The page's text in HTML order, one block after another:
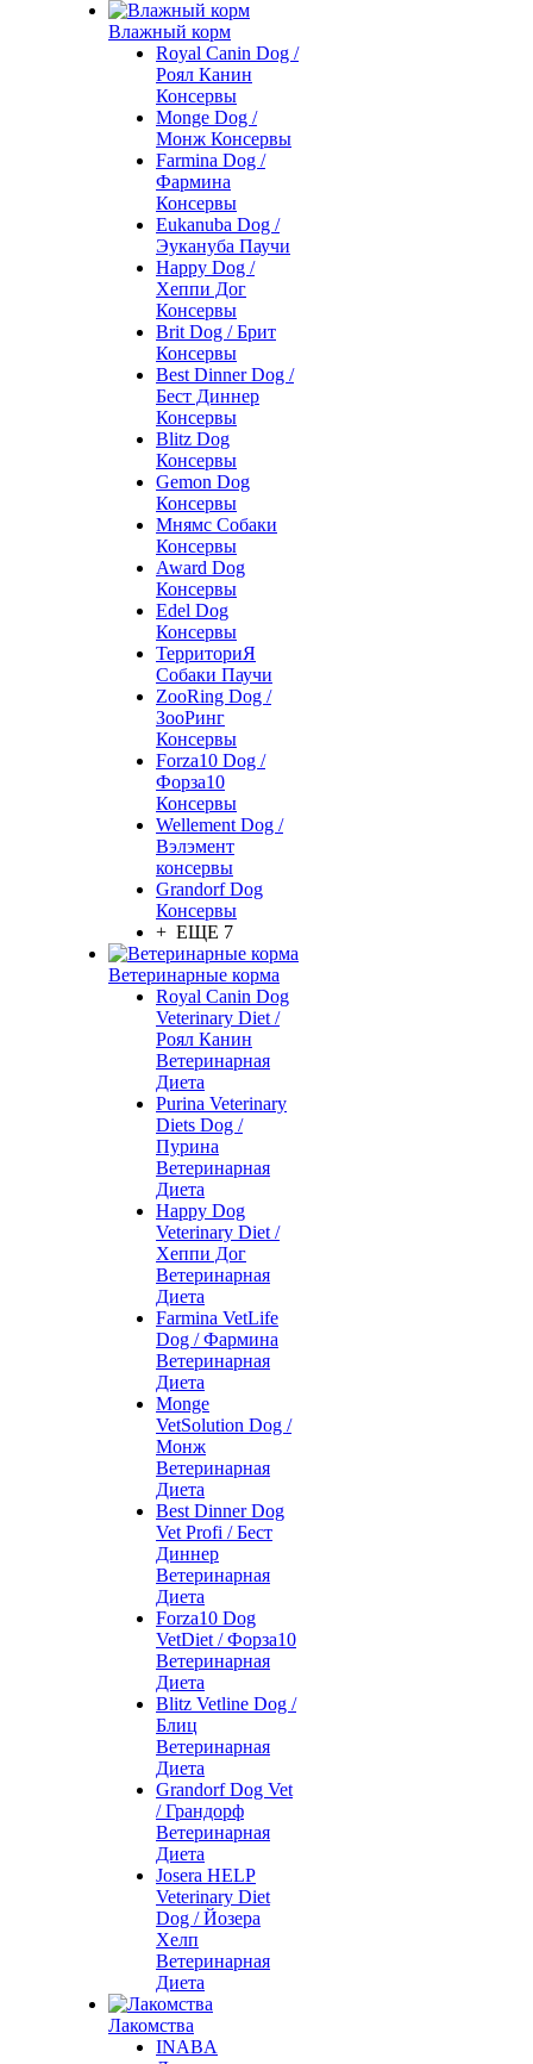
Влажный корм
Royal Canin Dog /
Роял Канин
Консервы
Monge Dog /
Монж Консервы
Farmina Dog /
Фармина
Консервы
Eukanuba Dog /
Эукануба Паучи
Happy Dog /
Хеппи Дог
Консервы
Brit Dog / Брит
Консервы
Best Dinner Dog /
Бест Диннер
Консервы
Blitz Dog
Консервы
Gemon Dog
Консервы
Мнямс Собаки
Консервы
Award Dog
Консервы
Edel Dog
Консервы
ТерриториЯ
Собаки Паучи
ZooRing Dog /
ЗооРинг
Консервы
Forza10 Dog /
Форза10
Консервы
Wellement Dog /
Вэлэмент
консервы
Grandorf Dog
Консервы
+ ЕЩЕ 7
Ветеринарные корма
Royal Canin Dog
Veterinary Diet /
Роял Канин
Ветеринарная
Диета
Purina Veterinary
Diets Dog /
Пурина
Ветеринарная
Диета
Happy Dog
Veterinary Diet /
Хеппи Дог
Ветеринарная
Диета
Farmina VetLife
Dog / Фармина
Ветеринарная
Диета
Monge
VetSolution Dog /
Монж
Ветеринарная
Диета
Best Dinner Dog
Vet Profi / Бест
Диннер
Ветеринарная
Диета
Forza10 Dog
VetDiet / Форза10
Ветеринарная
Диета
Blitz Vetline Dog /
Блиц
Ветеринарная
Диета
Grandorf Dog Vet
/ Грандорф
Ветеринарная
Диета
Josera HELP
Veterinary Diet
Dog / Йозера
Хелп
Ветеринарная
Диета
Лакомства
INABA